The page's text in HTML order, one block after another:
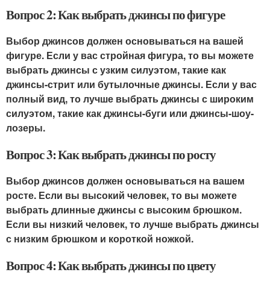
Вопрос 2: Как выбрать джинсы по фигуре
Выбор джинсов должен основываться на вашей
фигуре. Если у вас стройная фигура, то вы можете
выбрать джинсы с узким силуэтом, такие как
джинсы-стрит или бутылочные джинсы. Если у вас
полный вид, то лучше выбрать джинсы с широким
силуэтом, такие как джинсы-буги или джинсы-шоу-
лозеры.
Вопрос 3: Как выбрать джинсы по росту
Выбор джинсов должен основываться на вашем
росте. Если вы высокий человек, то вы можете
выбрать длинные джинсы с высоким брюшком.
Если вы низкий человек, то лучше выбрать джинсы
с низким брюшком и короткой ножкой.
Вопрос 4: Как выбрать джинсы по цвету